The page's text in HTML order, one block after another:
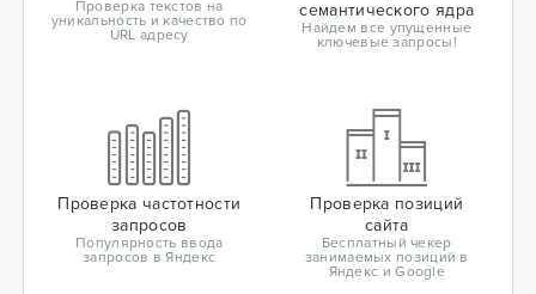
Проверка текстов на
уникальность и качество по
URL адресу
семантического ядра
Найдем все упущенные
ключевые запросы!
Проверка частотности
запросов
Популярность ввода
запросов в Яндекс
Проверка позиций
сайта
Бесплатный чекер
занимаемых позиций в
Яндекс и Google